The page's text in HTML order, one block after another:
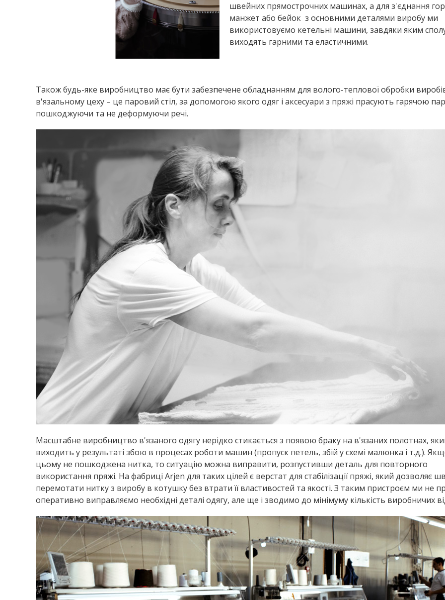
швейних прямострочних машинах, а для з'єднання
манжет або бейок з основними деталями виробу ми
використовуємо кетельні машини, завдяки яким
виходять гарними та еластичними.
Також будь-яке виробництво має бути забезпечене обладнанням для волого-теплової обробки
в'язальному цеху – це паровий стіл, за допомогою якого одяг і аксесуари з пряжі прасують гарячою
пошкоджуючи та не деформуючи речі.
Масштабне виробництво в'язаного одягу нерідко стикається з появою браку на в'язаних полотнах,
виходить у результаті збою в процесах роботи машин (пропуск петель, збій у схемі малюнка і т.д.).
цьому не пошкоджена нитка, то ситуацію можна виправити, розпустивши деталь для повторного
використання пряжі. На фабриці Arjen для таких цілей є верстат для стабілізації пряжі, який дозволяє
перемотати нитку з виробу в котушку без втрати її властивостей та якості. З таким пристроєм ми не
оперативно виправляємо необхідні деталі одягу, але ще і зводимо до мінімуму кількість виробничих